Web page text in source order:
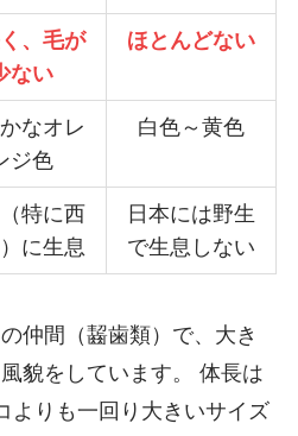
、毛が
ない
ほとんどない
なオレ
ジ色
白色～黄色
特に西
に生息
日本には野生
で生息しない
仲間（齧歯類）で、大き
貌をしています。 体長は
よりも一回り大きいサイズ